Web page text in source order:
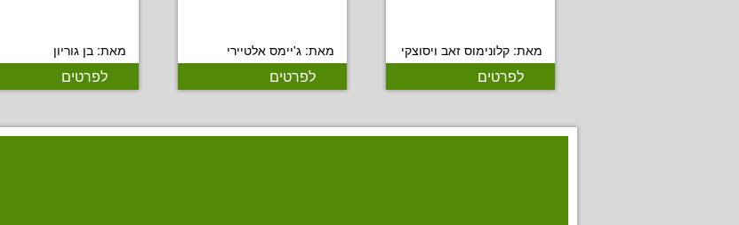
מאת: קלונימוס זאב ויסוצקי
לפרטים
מאת: ג'יימס אלטיירי
לפרטים
מאת: בן גוריון
לפרטים